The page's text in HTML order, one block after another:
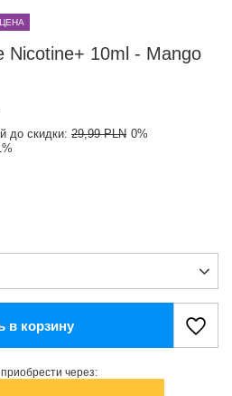
Nicotine+ 10ml - Mango
до скидки: 29,99 PLN 0%
в корзину
через: